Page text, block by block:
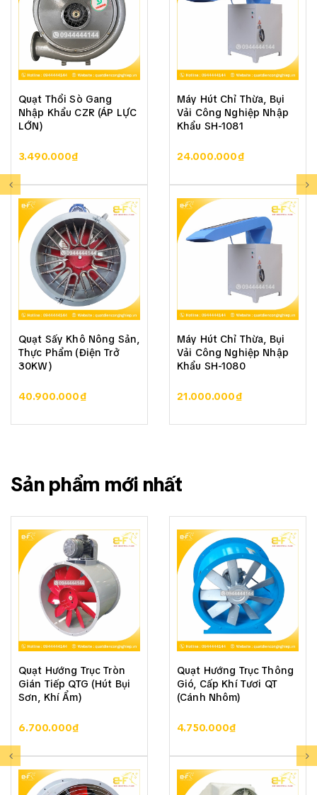
Quạt Thổi Sò Gang
Nhập Khẩu CZR (ÁP LỰC
LỚN)
3.490.000₫
Quạt Sấy Khô Nông Sản,
Thực Phẩm (Điện Trở
30KW)
40.900.000₫
Máy Hút Chỉ Thừa, Bụi
Vải Công Nghiệp Nhập
Khẩu SH-1081
24.000.000₫
Máy Hút Chỉ Thừa, Bụi
Vải Công Nghiệp Nhập
Khẩu SH-1080
21.000.000₫
Sản phẩm mới nhất
Quạt Hướng Trục Tròn
Gián Tiếp QTG (Hút Bụi
Sơn, Khí Ẩm)
6.700.000₫
Quạt Hướng Trục Thông
Gió, Cấp Khí Tươi QT
(Cánh Nhôm)
4.750.000₫